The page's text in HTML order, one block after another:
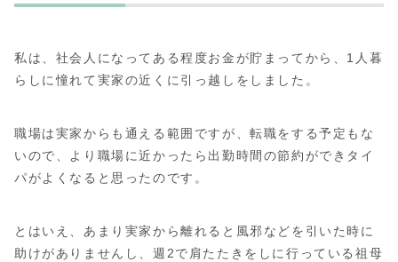
私は、社会人になってある程度お金が貯まってから、1人暮
らしに憧れて実家の近くに引っ越しをしました。
職場は実家からも通える範囲ですが、転職をする予定もな
いので、より職場に近かったら出勤時間の節約ができタイ
パがよくなると思ったのです。
とはいえ、あまり実家から離れると風邪などを引いた時に
助けがありませんし、週2で肩たたきをしに行っている祖母